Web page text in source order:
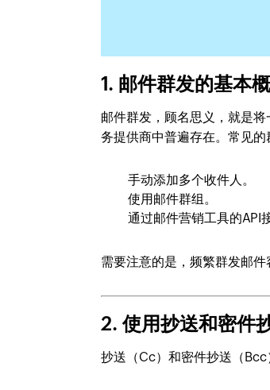
1. 邮件群发的基本
邮件群发，顾名思义，就是
务提供商中普遍存在。常见的
手动添加多个收件人。
使用邮件群组。
通过邮件营销工具的API
需要注意的是，频繁群发邮
2. 使用抄送和密件
抄送（Cc）和密件抄送（Bcc